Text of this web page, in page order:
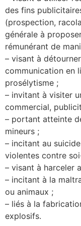
des fins
(prospection,
générale à
rémunérant de
– visant à
communication en
prosélytisme ;
– invitant à visiter
commercial,
– portant atteinte
mineurs ;
– incitant au
violentes contre
– visant à harceler
– incitant à la
ou animaux ;
– liés à la
explosifs.